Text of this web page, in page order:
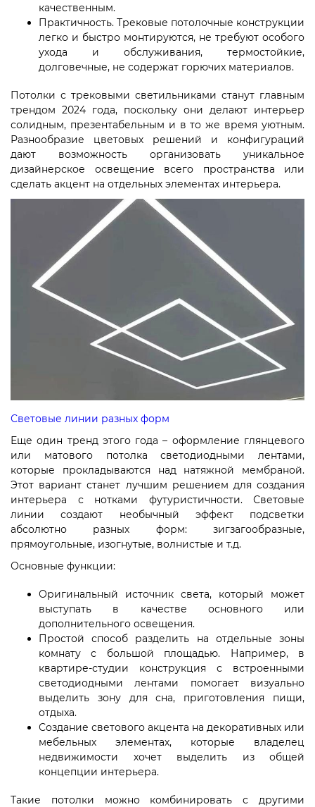
качественным.
Практичность. Трековые потолочные конструкции
легко и быстро монтируются, не требуют особого
ухода и обслуживания, термостойкие,
долговечные, не содержат горючих материалов.
Потолки с трековыми светильниками станут главным
трендом 2024 года, поскольку они делают интерьер
солидным, презентабельным и в то же время уютным.
Разнообразие цветовых решений и конфигураций
дают возможность организовать уникальное
дизайнерское освещение всего пространства или
сделать акцент на отдельных элементах интерьера.
Световые линии разных форм
Еще один тренд этого года – оформление глянцевого
или матового потолка светодиодными лентами,
которые прокладываются над натяжной мембраной.
Этот вариант станет лучшим решением для создания
интерьера с нотками футуристичности. Световые
линии создают необычный эффект подсветки
абсолютно разных форм: зигзагообразные,
прямоугольные, изогнутые, волнистые и т.д.
Основные функции:
Оригинальный источник света, который может
выступать в качестве основного или
дополнительного освещения.
Простой способ разделить на отдельные зоны
комнату с большой площадью. Например, в
квартире-студии конструкция с встроенными
светодиодными лентами помогает визуально
выделить зону для сна, приготовления пищи,
отдыха.
Создание светового акцента на декоративных или
мебельных элементах, которые владелец
недвижимости хочет выделить из общей
концепции интерьера.
Такие потолки можно комбинировать с другими